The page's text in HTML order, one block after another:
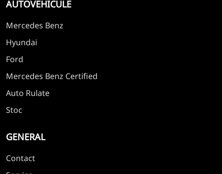
AUTOVEHICULE
Mercedes Benz
Hyundai
Ford
Mercedes Benz Certified
Auto Rulate
Stoc
GENERAL
Contact